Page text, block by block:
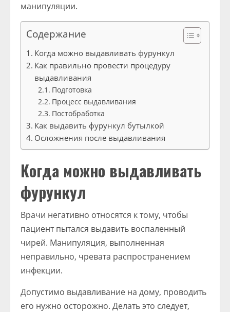
манипуляции.
Содержание
Когда можно выдавливать фурункул
Как правильно провести процедуру
выдавливания
Подготовка
Процесс выдавливания
Постобработка
Как выдавить фурункул бутылкой
Осложнения после выдавливания
Когда можно выдавливать
фурункул
Врачи негативно относятся к тому, чтобы
пациент пытался выдавить воспаленный
чирей. Манипуляция, выполненная
неправильно, чревата распространением
инфекции.
Допустимо выдавливание на дому, проводить
его нужно осторожно. Делать это следует,